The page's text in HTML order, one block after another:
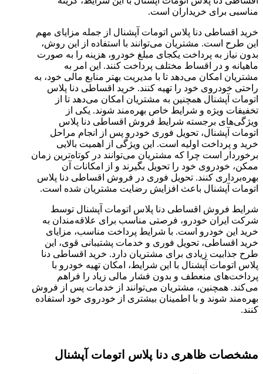
مناسبی برای خریداران است.
خرید اقساطی دنا پلاس اتومات آپشنال از جمله مزایای مهم
این طرح است. مشتریان می‌توانند با استفاده از این روش،
بدون نیاز به پرداخت یکجای مبلغ خودرو، هزینه را به صورت
ماهیانه و در اقساط مختلف پرداخت کنند. این امر به
مشتریان امکان می‌دهد تا با مدیریت بهتر منابع مالی خود، به
راحتی خودروی خود را تهیه کنند. خرید اقساطی دنا پلاس
اتومات آپشنال همچنین به مشتریان امکان می‌دهد تا از
تخفیفات ویژه و شرایط خاص بهره‌مند شوند. یکی از
ویژگی‌های برجسته شرایط فروش اقساطی دنا پلاس
اتومات آپشنال، تحویل فوری خودرو پس از انجام مراحل
خرید و پرداخت اولیه است. این ویژگی از اهمیت بالایی
برخوردار است چرا که مشتریان می‌توانند در کوتاه‌ترین زمان
ممکن، خودروی خود را تحویل بگیرند و از امکانات آن
بهره‌برداری کنند. تحویل فوری در فروش اقساطی دنا پلاس
اتومات آپشنال باعث افزایش رضایت مشتریان شده است.
شرایط فروش اقساطی دنا پلاس اتومات آپشنال توسط
شرکت ایران خودرو، فرصتی مناسب برای علاقه‌مندان به
خرید این خودرو است. با شرایط پرداخت مناسب، مزایای
خرید اقساطی، تحویل فوری و خدمات پشتیبانی قوی، این
طرح جذابیت زیادی برای مشتریان دارد. خرید اقساطی دنا
پلاس اتومات آپشنال با این شرایط، امکان تهیه خودرو با
پرداخت‌های منعطف و بدون فشار مالی زیاد را فراهم
می‌کند. همچنین، مشتریان می‌توانند از خدمات پس از فروش
بهره‌مند شوند و با اطمینان بیشتری از خودروی خود استفاده
کنند.
مشخصات ظاهری دنا پلاس اتومات آپشنال